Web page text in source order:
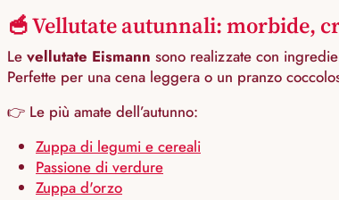
🥣 Vellutate autunnali: morbide,
Le vellutate Eismann sono realizzate con
Perfette per una cena leggera o un pranzo
👉 Le più amate dell’autunno:
Zuppa di legumi e cereali
Passione di verdure
Zuppa d'orzo